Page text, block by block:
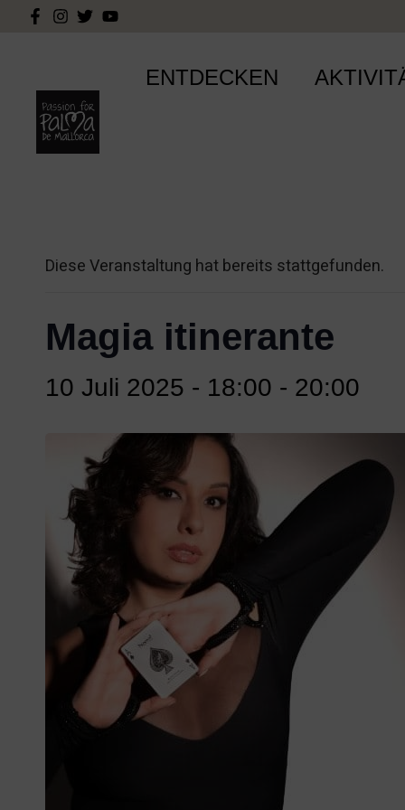
ENTDECKEN
Diese Veranstaltung hat bereits stattgefunden.
Magia itinerante
10 Juli 2025 - 18:00 - 20:00